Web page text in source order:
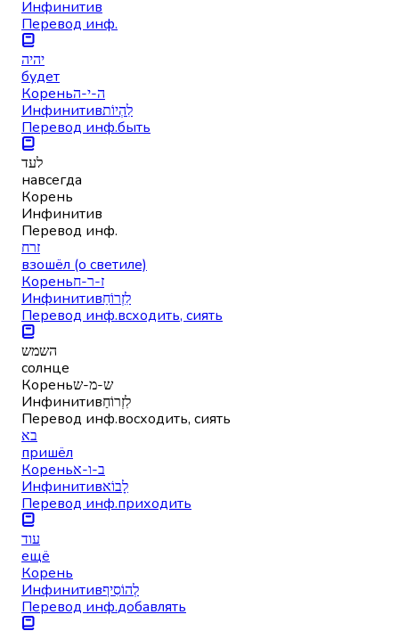
Инфинитив
Перевод инф.
יהיה
будет
Кореньה-י-ה
Инфинитивלִהְיוֹת
Перевод инф.быть
לעד
навсегда
Корень
Инфинитив
Перевод инф.
זרח
взошёл (о светиле)
Кореньז-ר-ח
Инфинитивלִזְרוֹחַ
Перевод инф.всходить, сиять
השמש
солнце
Кореньש-מ-ש
Инфинитивלִזְרוֹחַ
Перевод инф.восходить, сиять
בא
пришёл
Кореньב-ו-א
Инфинитивלָבוֹא
Перевод инф.приходить
עוד
ещё
Корень
Инфинитивלְהוֹסִיף
Перевод инф.добавлять